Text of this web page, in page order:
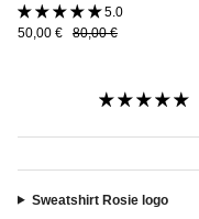
5.0 (3 avis)
50,00 € 80,00 €
Sweatshirt Rosie logo